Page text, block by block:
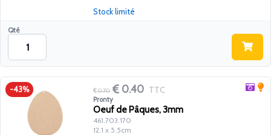
Qté
Stock limité
-43% 0.70 0.40 TTC
Pronty
Oeuf de Pâques, 3mm
461.703.170
12.1 x 5.5cm